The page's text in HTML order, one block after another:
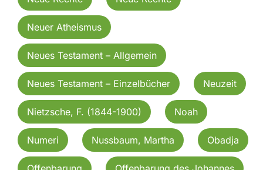
Neuer Atheismus
Neues Testament – Allgemein
Neues Testament – Einzelbücher Neuzeit
Nietzsche, F. (1844-1900) Noah
Numeri Nussbaum, Martha Obadja